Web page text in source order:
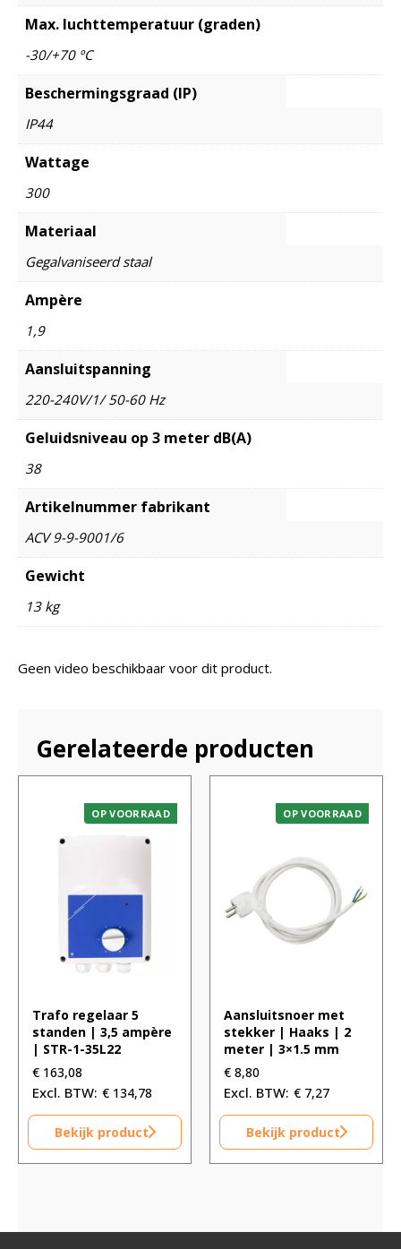
Max. luchttemperatuur (graden)
-30/+70 ºC
Beschermingsgraad (IP)
IP44
Wattage
300
Materiaal
Gegalvaniseerd staal
Ampère
1,9
Aansluitspanning
220-240V/1/ 50-60 Hz
Geluidsniveau op 3 meter dB(A)
38
Artikelnummer fabrikant
ACV 9-9-9001/6
Gewicht
13 kg
Geen video beschikbaar voor dit product.
Gerelateerde producten
OP VOORRAAD
Trafo regelaar 5
standen | 3,5 ampère
| STR-1-35L22
€ 163,08
€ 134,78
Bekijk product
OP VOORRAAD
Aansluitsnoer met
stekker | Haaks | 2
meter | 3×1.5 mm
€ 8,80
€ 7,27
Bekijk product